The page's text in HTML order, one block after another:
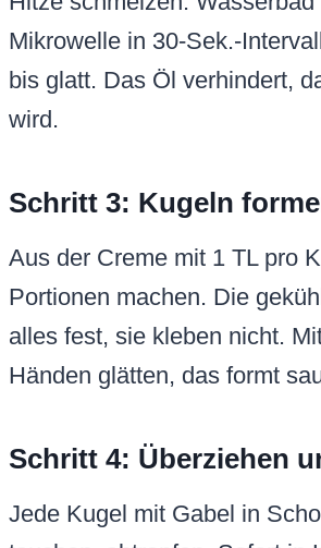
Mikrowelle in 30-Sek.-
bis glatt. Das Öl verhindert,
wird.
Schritt 3: Kugeln
Aus der Creme mit 1 TL pro
Portionen machen. Die
alles fest, sie kleben nicht.
Händen glätten, das formt
Schritt 4: Überziehen
Jede Kugel mit Gabel in